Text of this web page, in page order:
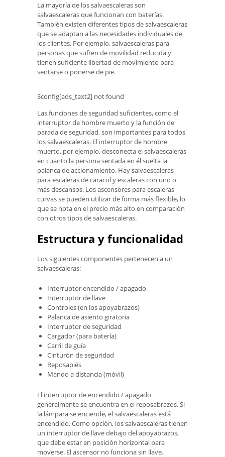
La mayoría de los salvaescaleras son
salvaescaleras que funcionan con baterías.
También existen diferentes tipos de salvaescaleras
que se adaptan a las necesidades individuales de
los clientes. Por ejemplo, salvaescaleras para
personas que sufren de movilidad reducida y
tienen suficiente libertad de movimiento para
sentarse o ponerse de pie.
$config[ads_text2] not found
Las funciones de seguridad suficientes, como el
interruptor de hombre muerto y la función de
parada de seguridad, son importantes para todos
los salvaescaleras. El interruptor de hombre
muerto, por ejemplo, desconecta el salvaescaleras
en cuanto la persona sentada en él suelta la
palanca de accionamiento. Hay salvaescaleras
para escaleras de caracol y escaleras con uno o
más descansos. Los ascensores para escaleras
curvas se pueden utilizar de forma más flexible, lo
que se nota en el precio más alto en comparación
con otros tipos de salvaescaleras.
Estructura y funcionalidad
Los siguientes componentes pertenecen a un
salvaescaleras:
Interruptor encendido / apagado
Interruptor de llave
Controles (en los apoyabrazos)
Palanca de asiento giratoria
Interruptor de seguridad
Cargador (para batería)
Carril de guía
Cinturón de seguridad
Reposapiés
Mando a distancia (móvil)
El interruptor de encendido / apagado
generalmente se encuentra en el reposabrazos. Si
la lámpara se enciende, el salvaescaleras está
encendido. Como opción, los salvaescaleras tienen
un interruptor de llave debajo del apoyabrazos,
que debe estar en posición horizontal para
moverse. El ascensor no funciona sin llave.